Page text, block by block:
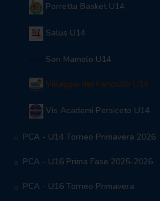
Porretta Basket U14
Salus U14
San Mamolo U14
Villaggio del Fanciullo U14
Vis Academi Persiceto U14
PCA - U14 Torneo Primavera 2026
PCA - U16 Prima Fase 2025-2026
PCA - U16 Torneo Primavera